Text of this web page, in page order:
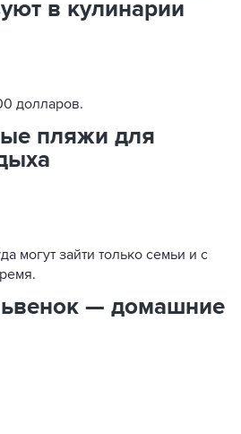
в кулинарии
долларов.
пляжи для
могут зайти только семьи и с
— домашние